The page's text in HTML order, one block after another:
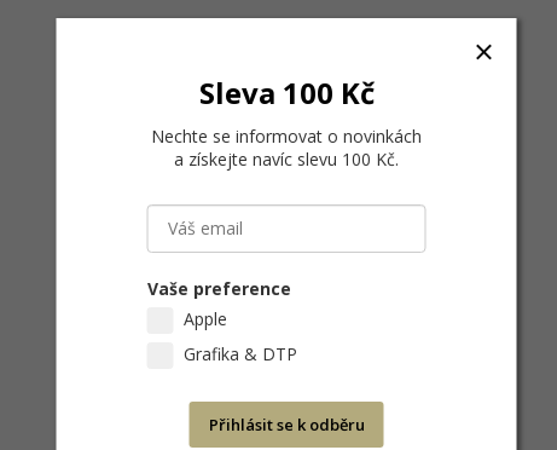
Sleva 100 Kč
Nechte se informovat o novinkách
a získejte navíc slevu 100 Kč.
Vaše preference
Apple
Grafika & DTP
Přihlásit se k odběru